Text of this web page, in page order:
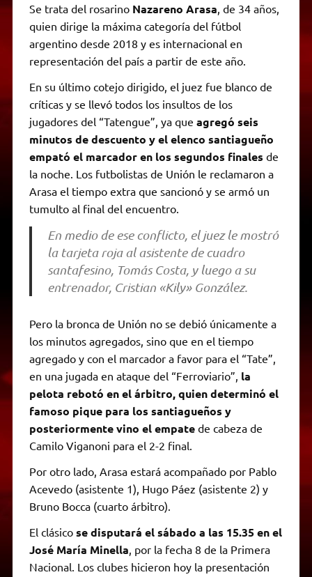
Se trata del rosarino Nazareno Arasa , de 34 años,
quien dirige la máxima categoría del fútbol
argentino desde 2018 y es internacional en
representación del país a partir de este año.
En su último cotejo dirigido, el juez fue blanco de
críticas y se llevó todos los insultos de los
jugadores del “Tatengue”, ya que agregó seis
minutos de descuento y el elenco santiagueño
empató el marcador en los segundos finales de
la noche. Los futbolistas de Unión le reclamaron a
Arasa el tiempo extra que sancionó y se armó un
tumulto al final del encuentro.
En medio de ese conflicto, el juez le mostró
la tarjeta roja al asistente de cuadro
santafesino, Tomás Costa, y luego a su
entrenador, Cristian «Kily» González.
Pero la bronca de Unión no se debió únicamente a
los minutos agregados, sino que en el tiempo
agregado y con el marcador a favor para el “Tate”,
en una jugada en ataque del “Ferroviario”, la
pelota rebotó en el árbitro, quien determinó el
famoso pique para los santiagueños y
posteriormente vino el empatede cabeza de
Camilo Viganoni para el 2-2 final.
Por otro lado, Arasa estará acompañado por Pablo
Acevedo (asistente 1), Hugo Páez (asistente 2) y
Bruno Bocca (cuarto árbitro).
El clásico se disputará el sábado a las 15.35 en el
José María Minella, por la fecha 8 de la Primera
Nacional. Los clubes hicieron hoy la presentación